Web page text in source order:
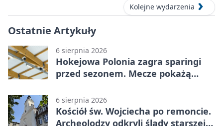
Kolejne wydarzenia
Ostatnie Artykuły
6 sierpnia 2026
Hokejowa Polonia zagra sparingi
przed sezonem. Mecze pokażą
6 sierpnia 2026
Kościół św. Wojciecha po remoncie.
Archeolodzy odkryli ślady starszej